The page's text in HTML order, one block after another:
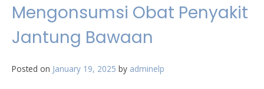
Mengonsumsi Obat Penyakit
Jantung Bawaan
Posted on January 19, 2025 by adminelp